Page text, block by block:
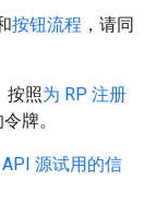
按钮流程 ，请同
按照为 RP 注册
牌。
源试用的信